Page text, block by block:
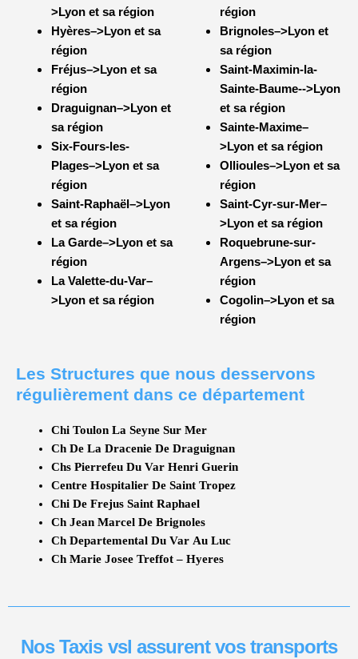
>Lyon et sa région
Hyères–>Lyon et sa
région
Fréjus–>Lyon et sa
région
Draguignan–>Lyon et
sa région
Six-Fours-les-
Plages–>Lyon et sa
région
Saint-Raphaël–>Lyon
et sa région
La Garde–>Lyon et sa
région
La Valette-du-Var–
>Lyon et sa région
région
Brignoles–>Lyon et
sa région
Saint-Maximin-la-
Sainte-Baume-->Lyon
et sa région
Sainte-Maxime–
>Lyon et sa région
Ollioules–>Lyon et sa
région
Saint-Cyr-sur-Mer–
>Lyon et sa région
Roquebrune-sur-
Argens–>Lyon et sa
région
Cogolin–>Lyon et sa
région
Les Structures que nous desservons
régulièrement dans ce département
Chi Toulon La Seyne Sur Mer
Ch De La Dracenie De Draguignan
Chs Pierrefeu Du Var Henri Guerin
Centre Hospitalier De Saint Tropez
Chi De Frejus Saint Raphael
Ch Jean Marcel De Brignoles
Ch Departemental Du Var Au Luc
Ch Marie Josee Treffot – Hyeres
Nos Taxis vsl assurent vos transports